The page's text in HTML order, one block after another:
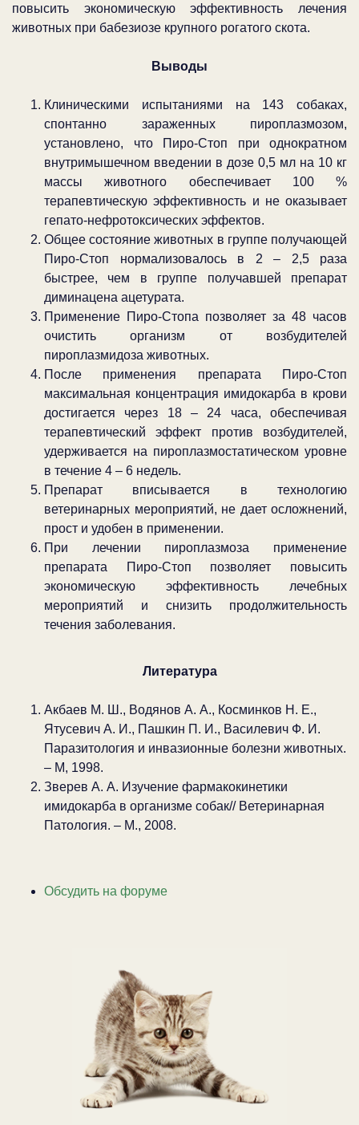
повысить экономическую эффективность лечения
животных при бабезиозе крупного рогатого скота.
Выводы
Клиническими испытаниями на 143 собаках,
спонтанно зараженных пироплазмозом,
установлено, что Пиро-Стоп при однократном
внутримышечном введении в дозе 0,5 мл на 10 кг
массы животного обеспечивает 100 %
терапевтическую эффективность и не оказывает
гепато-нефротоксических эффектов.
Общее состояние животных в группе получающей
Пиро-Стоп нормализовалось в 2 – 2,5 раза
быстрее, чем в группе получавшей препарат
диминацена ацетурата.
Применение Пиро-Стопа позволяет за 48 часов
очистить организм от возбудителей
пироплазмидоза животных.
После применения препарата Пиро-Стоп
максимальная концентрация имидокарба в крови
достигается через 18 – 24 часа, обеспечивая
терапевтический эффект против возбудителей,
удерживается на пироплазмостатическом уровне
в течение 4 – 6 недель.
Препарат вписывается в технологию
ветеринарных мероприятий, не дает осложнений,
прост и удобен в применении.
При лечении пироплазмоза применение
препарата Пиро-Стоп позволяет повысить
экономическую эффективность лечебных
мероприятий и снизить продолжительность
течения заболевания.
Литература
Акбаев М. Ш., Водянов А. А., Косминков Н. Е.,
Ятусевич А. И., Пашкин П. И., Василевич Ф. И.
Паразитология и инвазионные болезни животных.
– М, 1998.
Зверев А. А. Изучение фармакокинетики
имидокарба в организме собак// Ветеринарная
Патология. – М., 2008.
Обсудить на форуме